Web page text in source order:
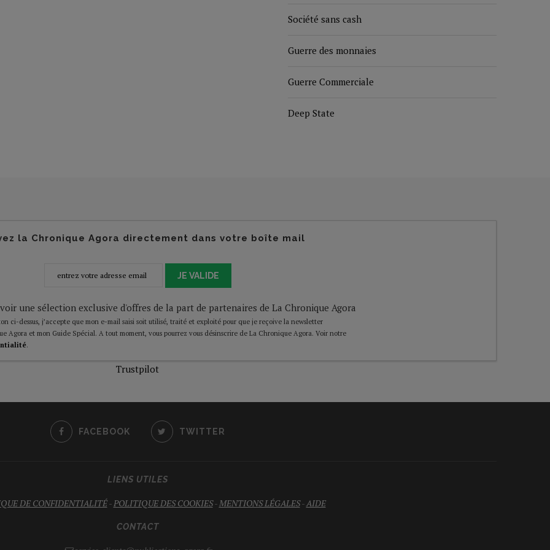
Société sans cash
Guerre des monnaies
Guerre Commerciale
Deep State
la Chronique Agora directement dans votre boîte mail
JE VALIDE
une sélection exclusive d'offres de la part de partenaires de La Chronique Agora
ci-dessus, j’accepte que mon e-mail saisi soit utilisé, traité et exploité pour que je reçoive la newsletter
Agora et mon Guide Spécial. A tout moment, vous pourrez vous désinscrire de La Chronique Agora. Voir notre
.
Trustpilot
FACEBOOK TWITTER
LIENS UTILES
DE CONFIDENTIALITÉ-POLITIQUE DES COOKIES-MENTIONS LÉGALES-AIDE
CONTACT